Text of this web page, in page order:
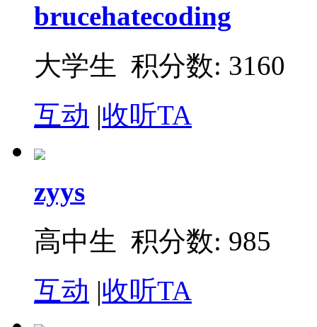
brucehatecoding
大学生 积分数: 3160
互动 |收听TA
zyys
高中生 积分数: 985
互动 |收听TA